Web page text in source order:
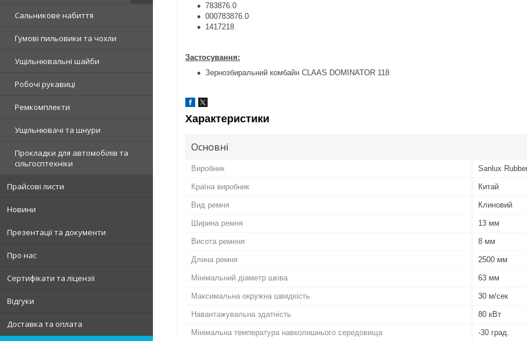
Сальникове набиття
Гумові пильовики та чохли
Ущільнювальні шайби
Робочі рукавиці
Ремкомплекти
Ущільнювачі та шнури
Прокладки для автомобілів та
сільгосптехніки
Прайсові листи
Новини
Презентації та документи
Про нас
Сертифікати та ліцензії
Відгуки
Доставка та оплата
783876.0
000783876.0
1417218
Застосування:
Зернозбиральний комбайн CLAAS DOMINATOR 118
Характеристики
Основні
Виробник Sanlux
Країна виробник Китай
Вид ремня Клиновий
Ширина ремня 13 мм
Висота ременя 8 мм
Длина ремня 2500 мм
Мінімальний діаметр шківа 63 мм
Максимальна окружна швидкість 30 м/сек
Навантажувальна здатність 80 кВт
Мінімальна температура навколишнього середовища -30 град.